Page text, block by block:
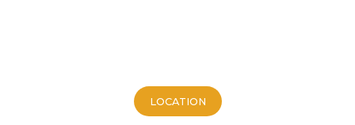
LOCATION